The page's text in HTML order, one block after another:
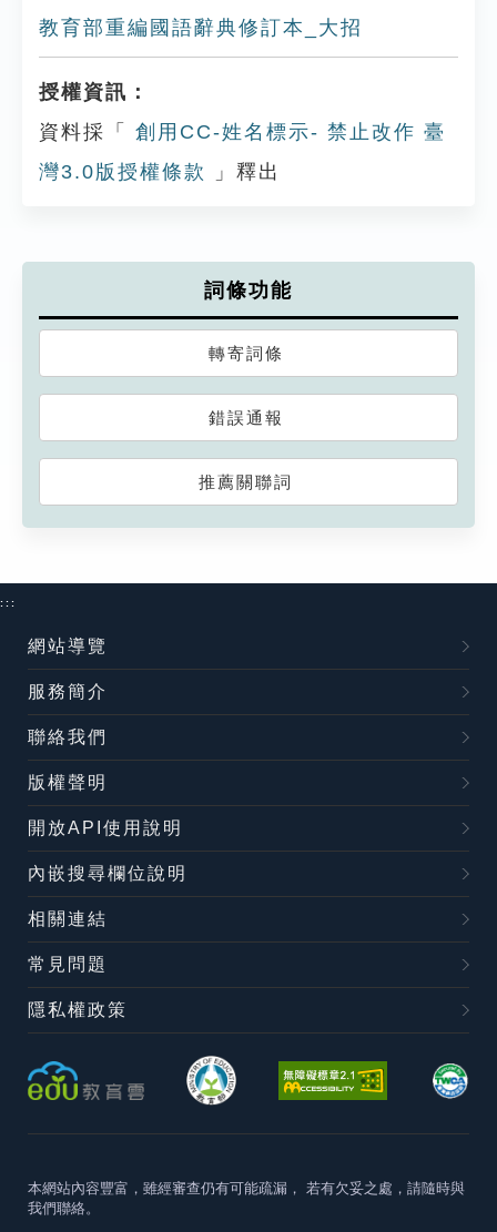
教育部重編國語辭典修訂本_大招
授權資訊：
資料採「
創用CC-姓名標示- 禁止改作 臺
灣3.0版授權條款
」釋出
詞條功能
轉寄詞條
錯誤通報
推薦關聯詞
:::
網站導覽
服務簡介
聯絡我們
版權聲明
開放API使用說明
內嵌搜尋欄位說明
相關連結
常見問題
隱私權政策
本網站內容豐富，雖經審查仍有可能疏漏， 若有欠妥之處，請隨時與
我們聯絡。